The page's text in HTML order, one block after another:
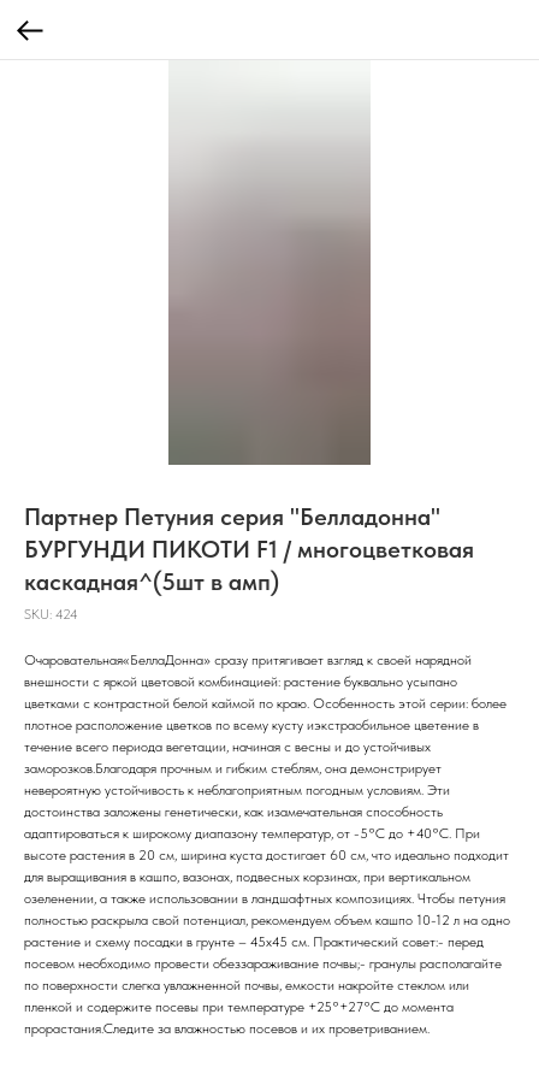
Партнер Петуния серия "Белладонна"
БУРГУНДИ ПИКОТИ F1 / многоцветковая
каскадная^(5шт в амп)
SKU: 424
Очаровательная«БеллаДонна» сразу притягивает взгляд к своей нарядной
внешности с яркой цветовой комбинацией: растение буквально усыпано
цветками с контрастной белой каймой по краю. Особенность этой серии: более
плотное расположение цветков по всему кусту иэкстраобильное цветение в
течение всего периода вегетации, начиная с весны и до устойчивых
заморозков.Благодаря прочным и гибким стеблям, она демонстрирует
невероятную устойчивость к неблагоприятным погодным условиям. Эти
достоинства заложены генетически, как изамечательная способность
адаптироваться к широкому диапазону температур, от -5°С до +40°С. При
высоте растения в 20 см, ширина куста достигает 60 см, что идеально подходит
для выращивания в кашпо, вазонах, подвесных корзинах, при вертикальном
озеленении, а также использовании в ландшафтных композициях. Чтобы петуния
полностью раскрыла свой потенциал, рекомендуем объем кашпо 10-12 л на одно
растение и схему посадки в грунте – 45х45 см. Практический совет:- перед
посевом необходимо провести обеззараживание почвы;- гранулы располагайте
по поверхности слегка увлажненной почвы, емкости накройте стеклом или
пленкой и содержите посевы при температуре +25°+27°С до момента
прорастания.Следите за влажностью посевов и их проветриванием.